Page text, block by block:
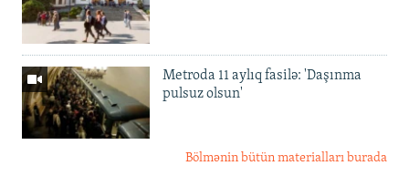
Metroda 11 aylıq fasilə: 'Daşınma
pulsuz olsun'
Bölmənin bütün materialları burada